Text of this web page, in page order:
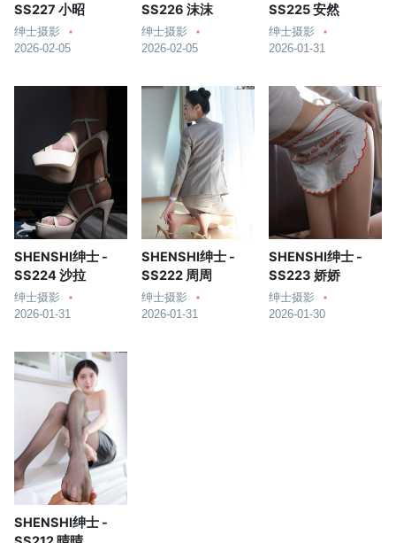
SS227 小昭
绅士摄影
2026-02-05
SS226 沫沫
绅士摄影
2026-02-05
SS225 安然
绅士摄影
2026-01-31
SHENSHI绅士 -
SS224 沙拉
绅士摄影
2026-01-31
SHENSHI绅士 -
SS222 周周
绅士摄影
2026-01-31
SHENSHI绅士 -
SS223 娇娇
绅士摄影
2026-01-30
SHENSHI绅士 -